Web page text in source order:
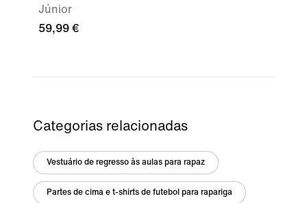
Júnior
59,99 €
Categorias relacionadas
Vestuário de regresso às aulas para rapaz
Partes de cima e t-shirts de futebol para rapariga